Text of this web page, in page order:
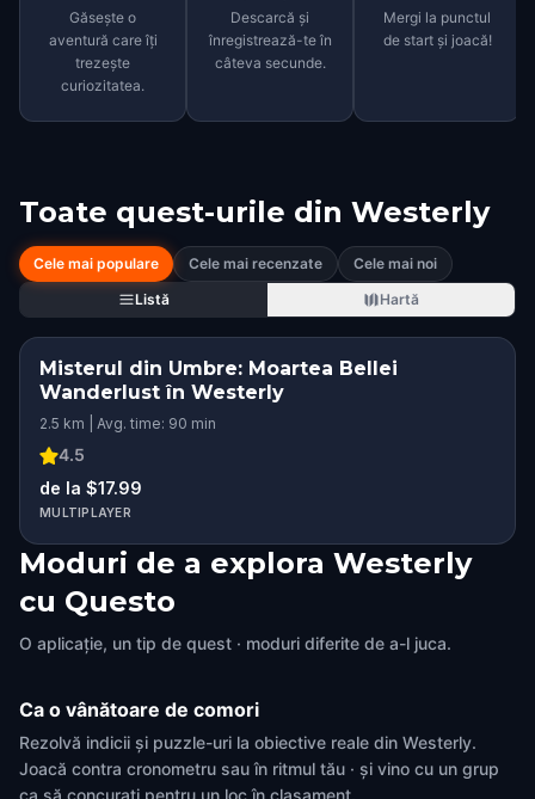
Găsește o
aventură care îți
trezește
curiozitatea.
Descarcă și
înregistrează-te în
câteva secunde.
Mergi la punctul
de start și joacă!
Toate quest-urile din Westerly
Cele mai populare Cele mai recenzate
Cele mai noi
Listă
Hartă
Misterul din Umbre: Moartea Bellei
Wanderlust în Westerly
2.5 km | Avg. time: 90 min
4.5
de la $17.99
MULTIPLAYER
Moduri de a explora Westerly
cu Questo
O aplicație, un tip de quest · moduri diferite de a-l juca.
Ca o vânătoare de comori
Rezolvă indicii și puzzle-uri la obiective reale din Westerly.
Joacă contra cronometru sau în ritmul tău · și vino cu un grup
ca să concurați pentru un loc în clasament.